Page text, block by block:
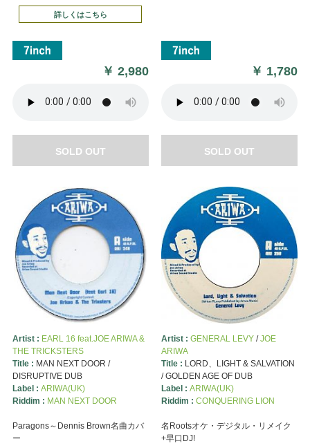
詳しくはこちら
￥2,980
SOLD OUT
￥ 1,780
SOLD OUT
Artist : EARL 16 feat.JOE ARIWA &
THE TRICKSTERS
Title : MAN NEXT DOOR /
DISRUPTIVE DUB
Label : ARIWA(UK)
Riddim : MAN NEXT DOOR
Paragons～Dennis Brown名曲カバ
ー
Artist : GENERAL LEVY/JOE
ARIWA
Title : LORD、LIGHT & SALVATION
/ GOLDEN AGE OF DUB
Label : ARIWA(UK)
Riddim : CONQUERING LION
名Rootsオケ・デジタル・リメイク
+早口DJ!